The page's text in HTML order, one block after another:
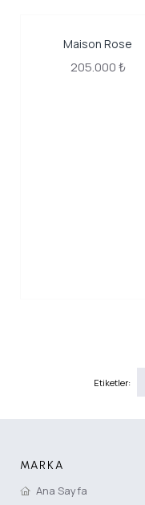
Maison Rose
205.000 ₺
Etiketler:
MARKA
Ana Sayfa